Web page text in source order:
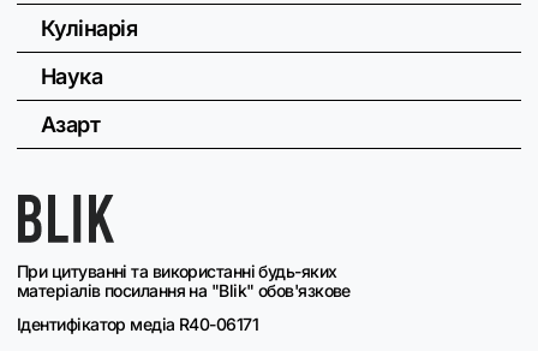
При цитуванні та використанні будь-яких
матеріалів посилання на "Blik" обов'язкове
Ідентифікатор медіа R40-06171
Кулінарія
Наука
Азарт